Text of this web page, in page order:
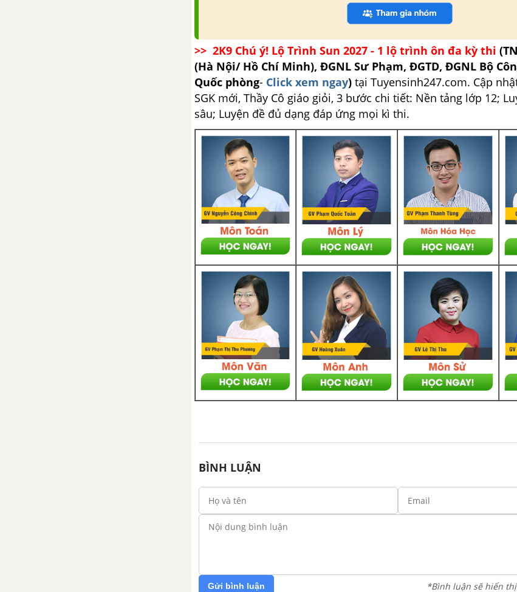
>> 2K9 Chú ý! Lộ Trình Sun 2027 - 1 lộ trình ôn đa kỳ thi
(Hà Nội/ Hồ Chí Minh), ĐGNL Sư Phạm, ĐGTD, ĐGNL Bộ
Quốc phòng- Click xem ngay) tại Tuyensinh247.com. Cập
SGK mới, Thầy Cô giáo giỏi, 3 bước chi tiết: Nền tảng lớp 12;
sâu; Luyện đề đủ dạng đáp ứng mọi kì thi.
BÌNH LUẬN
Gửi bình luận *Bình luận sẽ hiển